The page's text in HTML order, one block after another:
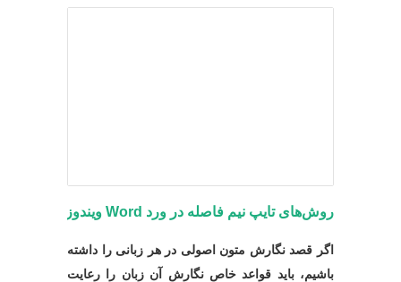
روش‌های تایپ نیم فاصله در ورد Word ویندوز
اگر قصد نگارش متون اصولی در هر زبانی را داشته
باشیم، باید قواعد خاص نگارش آن زبان را رعایت